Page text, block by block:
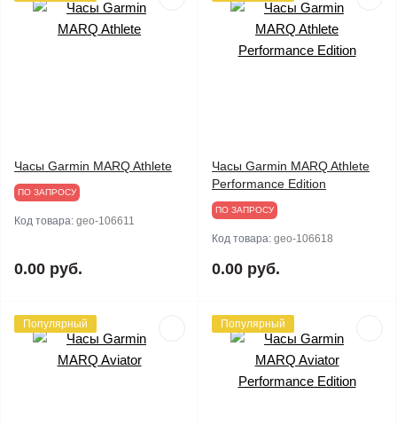
Часы Garmin MARQ Athlete
ПО ЗАПРОСУ
Код товара: geo-106611
0.00 руб.
Часы Garmin MARQ Athlete
Performance Edition
ПО ЗАПРОСУ
Код товара: geo-106618
0.00 руб.
Популярный Популярный